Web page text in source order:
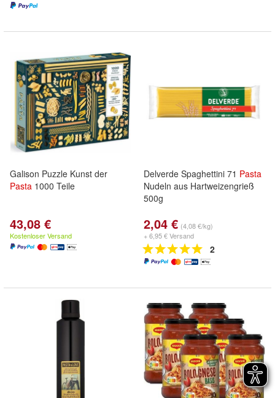
Galison Puzzle Kunst der
Pasta 1000 Teile
43,08 €
Kostenloser Versand
Delverde Spaghettini 71 Pasta
Nudeln aus Hartweizengrieß
500g
2,04 € (4,08 €/kg)
+ 6,95 € Versand
2